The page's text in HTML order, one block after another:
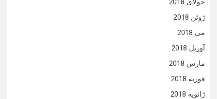
جولای 2018
ژوئن 2018
می 2018
آوریل 2018
مارس 2018
فوریه 2018
ژانویه 2018